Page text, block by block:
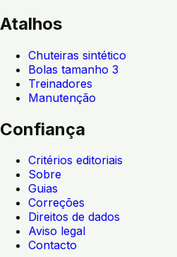
Atalhos
Chuteiras sintético
Bolas tamanho 3
Treinadores
Manutenção
Confiança
Critérios editoriais
Sobre
Guias
Correções
Direitos de dados
Aviso legal
Contacto